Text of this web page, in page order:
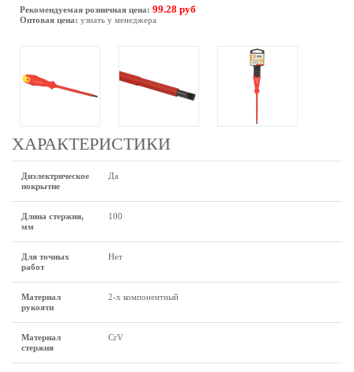
Рекомендуемая розничная цена: 99.28 руб
Оптовая цена: узнать у менеджера
ХАРАКТЕРИСТИКИ
Диэлектрическое
покрытие
Да
Длина стержня,
мм
100
Для точных
работ
Нет
Материал
рукояти
2-х компонентный
Материал
стержня
CrV